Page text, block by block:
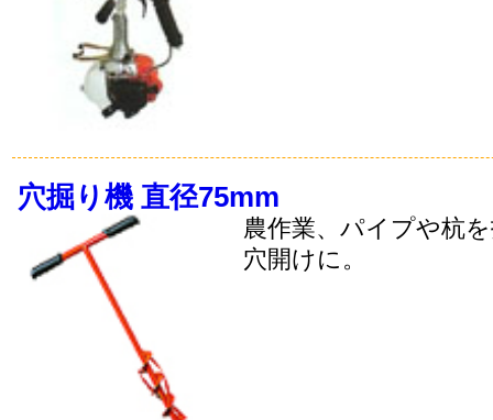
穴掘り機 直径75mm
農作業、パイプや杭
穴開けに。